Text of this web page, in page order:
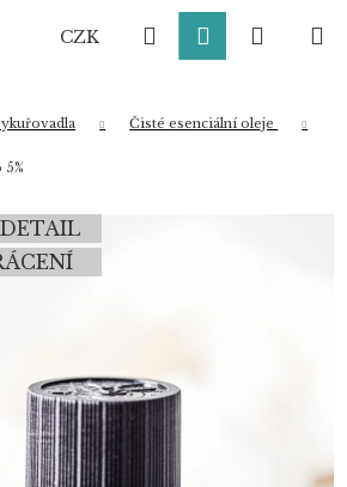
CZK HledatPřihlášení
Čisté esenciální oleje
najít?